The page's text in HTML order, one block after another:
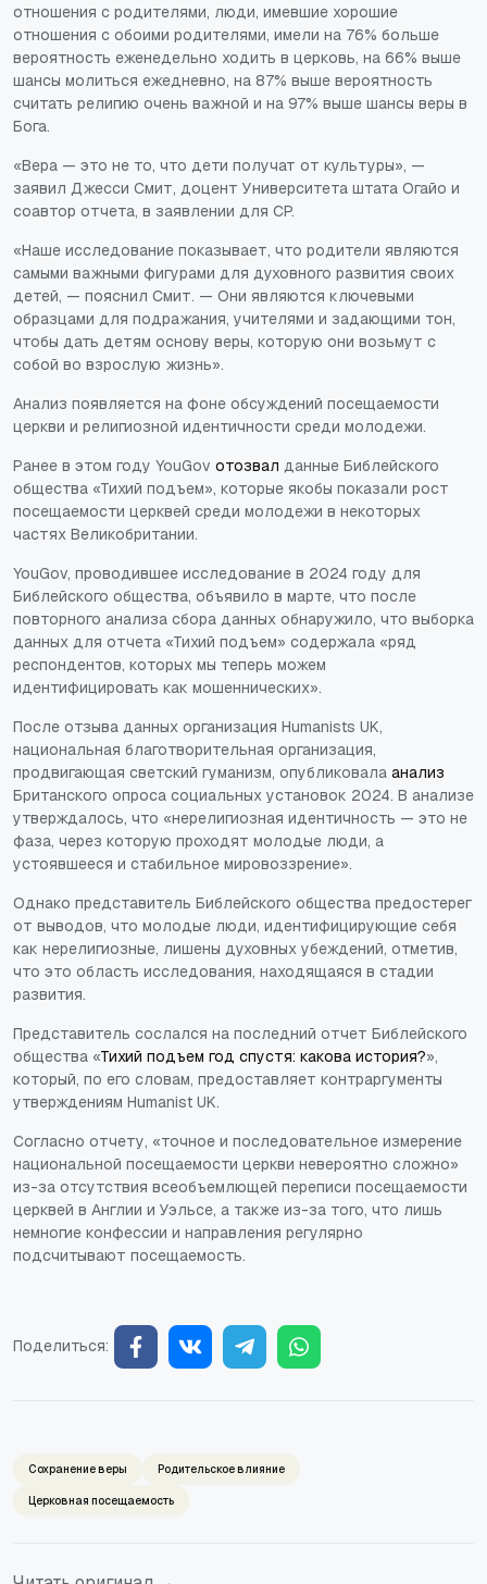
отношения с родителями, люди, имевшие хорошие
отношения с обоими родителями, имели на 76% больше
вероятность еженедельно ходить в церковь, на 66% выше
шансы молиться ежедневно, на 87% выше вероятность
считать религию очень важной и на 97% выше шансы веры в
Бога.
«Вера — это не то, что дети получат от культуры», —
заявил Джесси Смит, доцент Университета штата Огайо и
соавтор отчета, в заявлении для CP.
«Наше исследование показывает, что родители являются
самыми важными фигурами для духовного развития своих
детей, — пояснил Смит. — Они являются ключевыми
образцами для подражания, учителями и задающими тон,
чтобы дать детям основу веры, которую они возьмут с
собой во взрослую жизнь».
Анализ появляется на фоне обсуждений посещаемости
церкви и религиозной идентичности среди молодежи.
Ранее в этом году YouGov отозвал данные Библейского
общества «Тихий подъем», которые якобы показали рост
посещаемости церквей среди молодежи в некоторых
частях Великобритании.
YouGov, проводившее исследование в 2024 году для
Библейского общества, объявило в марте, что после
повторного анализа сбора данных обнаружило, что выборка
данных для отчета «Тихий подъем» содержала «ряд
респондентов, которых мы теперь можем
идентифицировать как мошеннических».
После отзыва данных организация Humanists UK,
национальная благотворительная организация,
продвигающая светский гуманизм, опубликовала анализ
Британского опроса социальных установок 2024. В анализе
утверждалось, что «нерелигиозная идентичность — это не
фаза, через которую проходят молодые люди, а
устоявшееся и стабильное мировоззрение».
Однако представитель Библейского общества предостерег
от выводов, что молодые люди, идентифицирующие себя
как нерелигиозные, лишены духовных убеждений, отметив,
что это область исследования, находящаяся в стадии
развития.
Представитель сослался на последний отчет Библейского
общества «Тихий подъем год спустя: какова история?»,
который, по его словам, предоставляет контраргументы
утверждениям Humanist UK.
Согласно отчету, «точное и последовательное измерение
национальной посещаемости церкви невероятно сложно»
из-за отсутствия всеобъемлющей переписи посещаемости
церквей в Англии и Уэльсе, а также из-за того, что лишь
немногие конфессии и направления регулярно
подсчитывают посещаемость.
Поделиться:
Сохранение веры Родительское влияние
Церковная посещаемость